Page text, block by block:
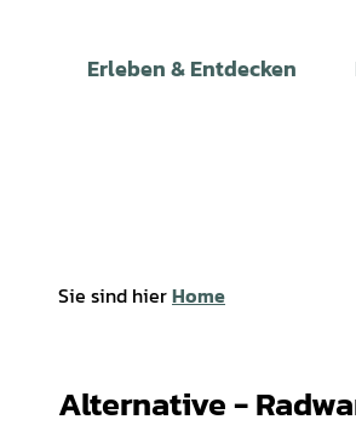
Erleben & Entdecken
Sie sind hierHome
Alternative -